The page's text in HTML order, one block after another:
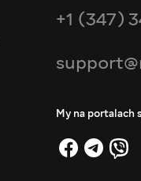
+1 (347)
My na portalach